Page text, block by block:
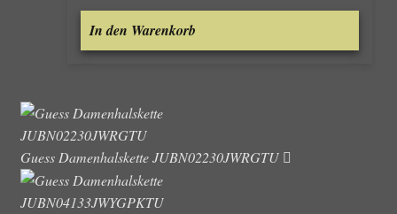
In den Warenkorb
Guess Damenhalskette JUBN02230JWRGTU